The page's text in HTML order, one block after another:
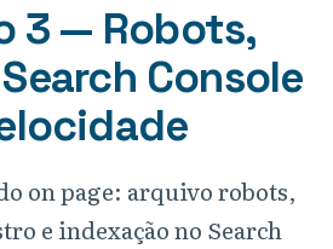
3 — Robots,
Console
on page: arquivo robots,
e indexação no Search